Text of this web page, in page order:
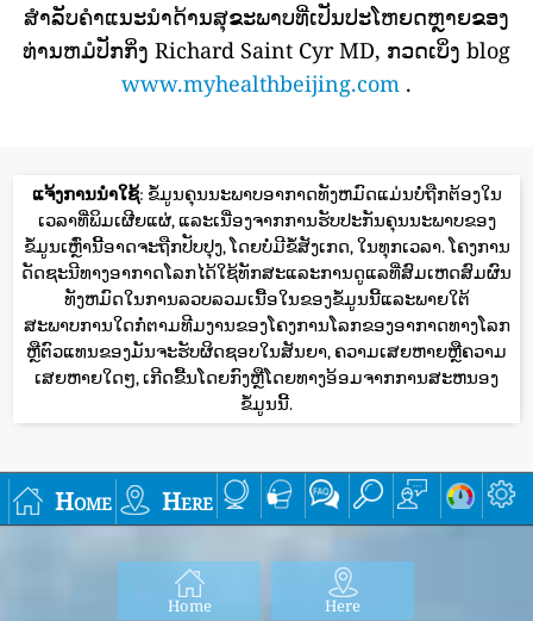
ສໍາລັບຄໍາແນະນໍາດ້ານສຸຂະພາບທີ່ເປັນປະໂຫຍດຫຼາຍຂອງ
ທ່ານຫມໍປັກກິ່ງ Richard Saint Cyr MD, ກວດເບິ່ງ blog
www.myhealthbeijing.com .
ແຈ້ງການນໍາໃຊ້: ຂໍ້ມູນຄຸນນະພາບອາກາດທັງຫມົດແມ່ນບໍ່ຖືກຕ້ອງໃນ
ເວລາທີ່ພິມເຜີຍແຜ່, ແລະເນື່ອງຈາກການຮັບປະກັນຄຸນນະພາບຂອງ
ຂໍ້ມູນເຫຼົ່ານີ້ອາດຈະຖືກປັບປຸງ, ໂດຍບໍ່ມີຂໍ້ສັງເກດ, ໃນທຸກເວລາ. ໂຄງການ
ດັດຊະນີທາງອາກາດໂລກໄດ້ໃຊ້ທັກສະແລະການດູແລທີ່ສົມເຫດສົມຜົນ
ທັງຫມົດໃນການລວບລວມເນື້ອໃນຂອງຂໍ້ມູນນີ້ແລະພາຍໃຕ້
ສະພາບການໃດກໍ່ຕາມທີມງານຂອງໂຄງການໂລກຂອງອາກາດທາງໂລກ
ຫຼືຕົວແທນຂອງມັນຈະຮັບຜິດຊອບໃນສັນຍາ, ຄວາມເສຍຫາຍຫຼືຄວາມ
ເສຍຫາຍໃດໆ, ເກີດຂື້ນໂດຍກົງຫຼືໂດຍທາງອ້ອມຈາກການສະຫນອງ
ຂໍ້ມູນນີ້.
Home Here
Home Here